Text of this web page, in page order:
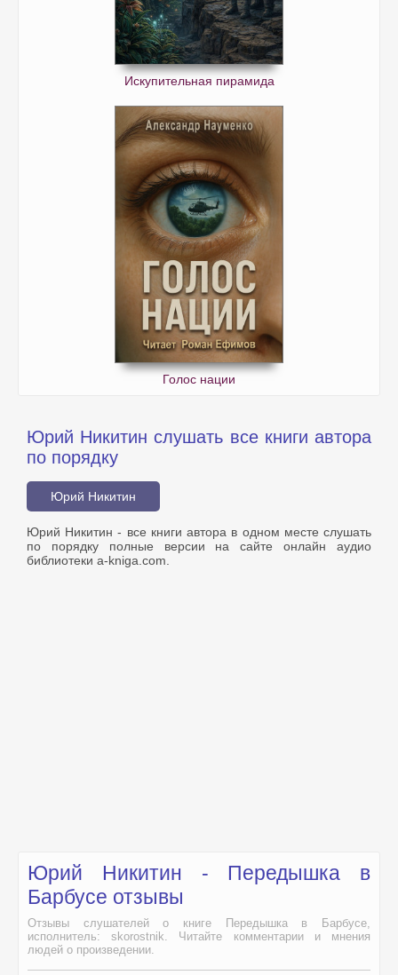
Искупительная пирамида
Голос нации
Юрий Никитин слушать все книги автора
по порядку
Юрий Никитин
Юрий Никитин - все книги автора в одном месте слушать
по порядку полные версии на сайте онлайн аудио
библиотеки a-kniga.com.
Юрий Никитин - Передышка в
Барбусе отзывы
Отзывы слушателей о книге Передышка в Барбусе,
исполнитель: skorostnik. Читайте комментарии и мнения
людей о произведении.